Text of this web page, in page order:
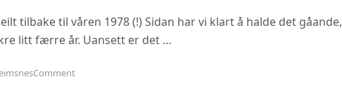
tilbake til våren 1978 (!) Sidan har vi klart å halde det gåande,
litt færre år. Uansett er det …
Commenton Oppstart haustsemesteret 2023